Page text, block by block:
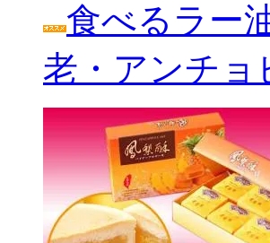
食べるラー
老・アンチ